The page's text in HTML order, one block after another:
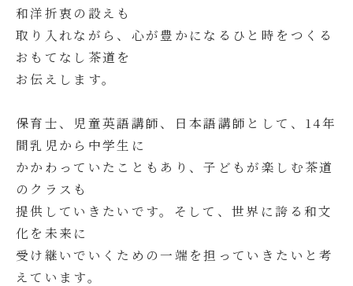
和洋折衷の設えも
取り入れながら、心が豊かになるひと時をつくる
おもてなし茶道を
お伝えします。
保育士、児童英語講師、日本語講師として、14年
間乳児から中学生に
かかわっていたこともあり、子どもが楽しむ茶道
のクラスも
提供していきたいです。そして、世界に誇る和文
化を未来に
受け継いでいくための一端を担っていきたいと考
えています。